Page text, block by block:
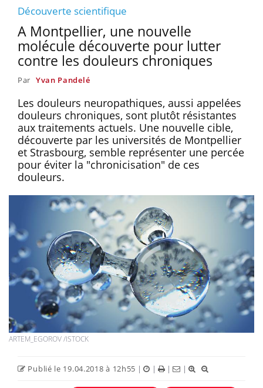
Découverte scientifique
A Montpellier, une nouvelle
molécule découverte pour lutter
contre les douleurs chroniques
Par Yvan Pandelé
Les douleurs neuropathiques, aussi appelées
douleurs chroniques, sont plutôt résistantes
aux traitements actuels. Une nouvelle cible,
découverte par les universités de Montpellier
et Strasbourg, semble représenter une percée
pour éviter la "chronicisation" de ces
douleurs.
ARTEM_EGOROV /ISTOCK
Publié le 19.04.2018 à 12h55 | | | |